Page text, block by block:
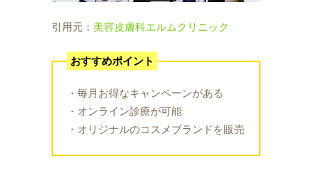
引用元： 美容皮膚科エルムクリニック
おすすめポイント
・毎月お得なキャンペーンがある
・オンライン診療が可能
・オリジナルのコスメブランドを販売